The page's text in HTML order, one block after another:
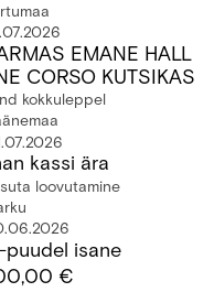
KUTSIKAS
EMANE HALL
CORSO KUTSIKAS
kokkuleppel
kassi ära
loovutamine
puudel isane
€